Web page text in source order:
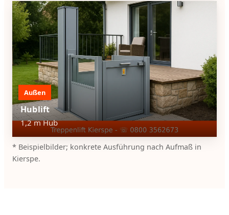
Außen
Hublift
1,2 m Hub
* Beispielbilder; konkrete Ausführung nach Aufmaß in
Kierspe.